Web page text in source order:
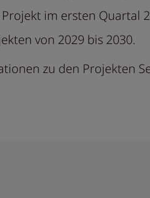
im ersten Quartal
von 2029 bis 2030.
zu den Projekten